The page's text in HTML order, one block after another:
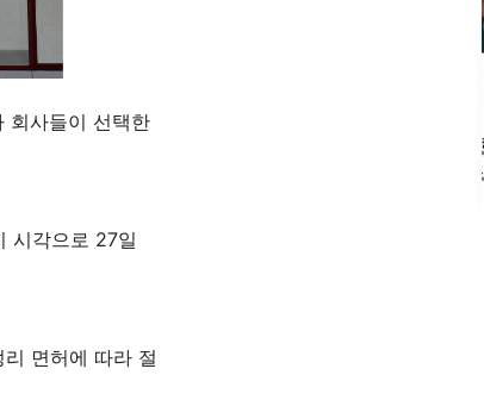
회사들이 선택한
시각으로 27일
면허에 따라 절